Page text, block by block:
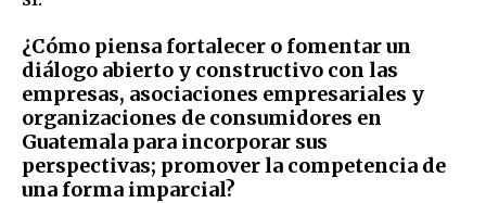
¿Cómo piensa fortalecer o fomentar un
diálogo abierto y constructivo con las
empresas, asociaciones empresariales y
organizaciones de consumidores en
Guatemala para incorporar sus
perspectivas; promover la competencia de
una forma imparcial?